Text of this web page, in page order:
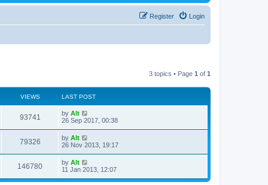
Login
Register
3 topics • Page 1 of 1
VIEWS LAST POST
93741
i
w
s
L
a
t
p
o
s
t
by Alt
26 Sep 2017, 00:38
79326V
i
L
a
t
p
o
s
by Alt
26 Nov 2013, 19:17
146780V
i
L
a
t
by Alt
11 Jan 2013, 12:07